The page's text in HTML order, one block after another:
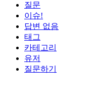
질문
이슈!
답변 없음
태그
카테고리
유저
질문하기